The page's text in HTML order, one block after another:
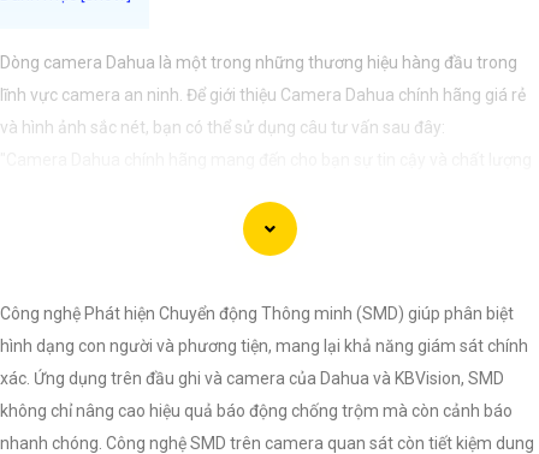
Dòng camera Dahua là một trong những thương hiệu hàng đầu trong
lĩnh vực camera an ninh. Để giới thiệu Camera Dahua chính hãng giá rẻ
và hình ảnh sắc nét, bạn có thể sử dụng câu tư vấn sau đây:
này hứa hẹn đáp ứng mọi nhu cầu giám sát của bạn. Đừng ngần ngại
trải nghiệm sự ổn định và chất lượng vượt trội của Camera Dahua chính
Công nghệ Phát hiện Chuyển động Thông minh (SMD) giúp phân biệt
hình dạng con người và phương tiện, mang lại khả năng giám sát chính
xác. Ứng dụng trên đầu ghi và camera của Dahua và KBVision, SMD
không chỉ nâng cao hiệu quả báo động chống trộm mà còn cảnh báo
nhanh chóng. Công nghệ SMD trên camera quan sát còn tiết kiệm dung